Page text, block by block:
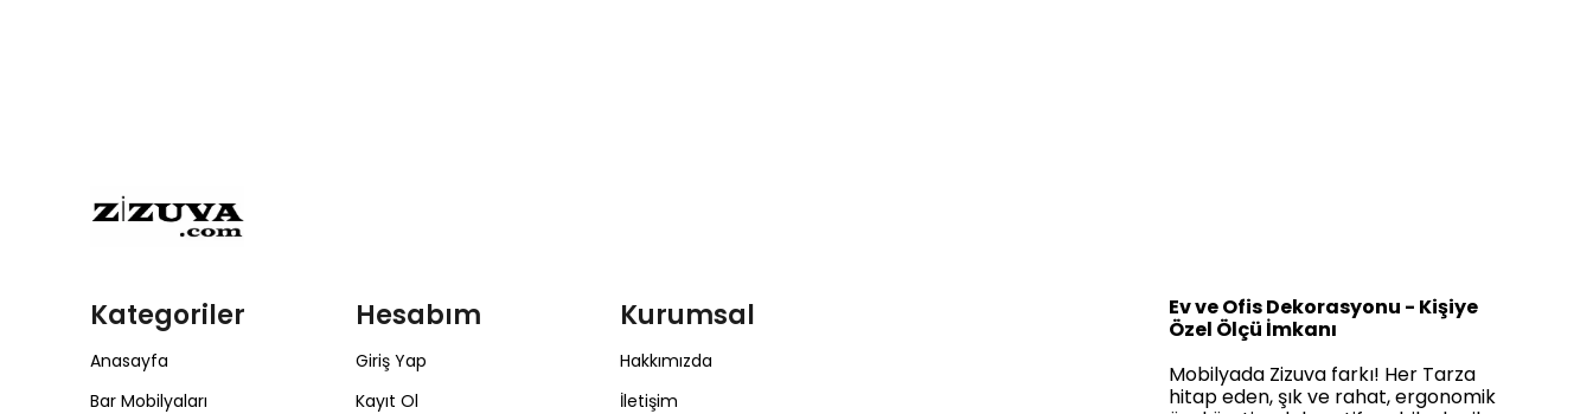
Kategoriler
Anasayfa
Bar Mobilyaları
Hesabım
Giriş Yap
Kayıt Ol
Kurumsal
Hakkımızda
İletişim
Ev ve Ofis Dekorasyonu - Kişiye
Özel Ölçü İmkanı
Mobilyada Zizuva farkı! Her Tarza
hitap eden, şık ve rahat, ergonomik